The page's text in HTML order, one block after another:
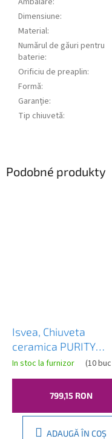
Dimensiune:
Material:
Numărul de găuri pentru
baterie:
Orificiu de preaplin:
Formă:
Garanție:
Tip chiuvetă:
Podobné produkty
Isvea, Chiuveta
ceramica PURITY
60x42cm, 10PL50060
In stoc la furnizor (10 buc
799,15 RON
ADAUGĂ ÎN COŞ